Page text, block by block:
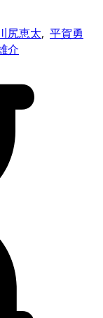
尻恵太, 平賀勇
介